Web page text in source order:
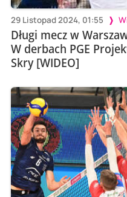
29 Listopad 2024, 01:55
Długi mecz w
W derbach PGE
Skry [WIDEO]